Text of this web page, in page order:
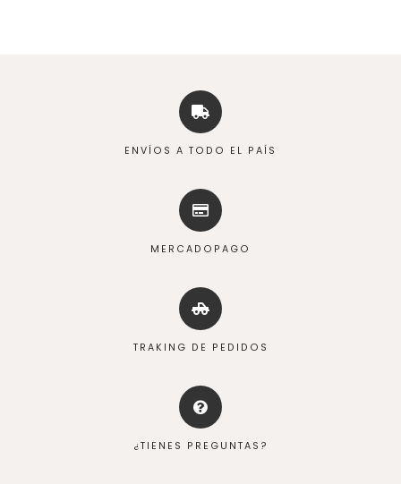
ENVÍOS A TODO EL PAÍS
MERCADOPAGO
TRAKING DE PEDIDOS
¿TIENES PREGUNTAS?